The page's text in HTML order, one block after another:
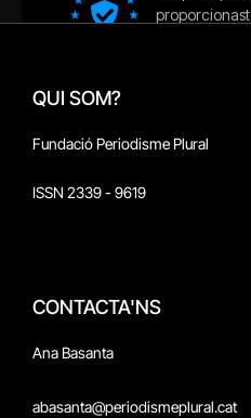
QUI SOM?
Fundació Periodisme Plural
ISSN 2339 - 9619
CONTACTA'NS
Ana Basanta
abasanta@periodismeplural.cat